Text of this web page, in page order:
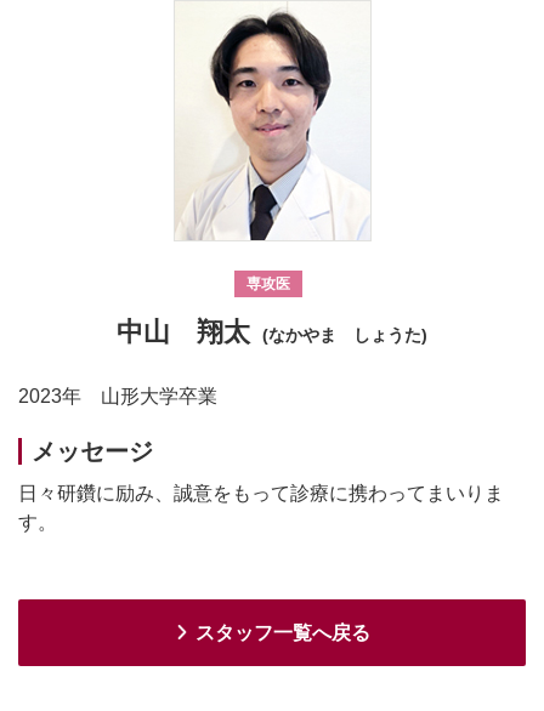
03-3342-6111
専攻医
中山 翔太 (なかやま しょうた)
2023年 山形大学卒業
メッセージ
日々研鑽に励み、誠意をもって診療に携わってまいりま
す。
スタッフ一覧へ戻る